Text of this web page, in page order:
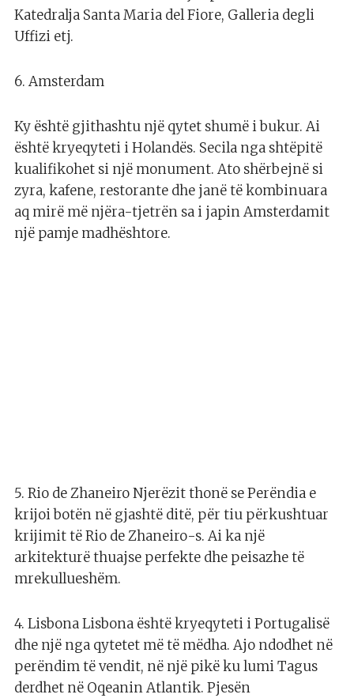
Katedralja Santa Maria del Fiore, Galleria degli
Uffizi etj.
6. Amsterdam
Ky është gjithashtu një qytet shumë i bukur. Ai
është kryeqyteti i Holandës. Secila nga shtëpitë
kualifikohet si një monument. Ato shërbejnë si
zyra, kafene, restorante dhe janë të kombinuara
aq mirë më njëra-tjetrën sa i japin Amsterdamit
një pamje madhështore.
5. Rio de Zhaneiro Njerëzit thonë se Perëndia e
krijoi botën në gjashtë ditë, për tiu përkushtuar
krijimit të Rio de Zhaneiro-s. Ai ka një
arkitekturë thuajse perfekte dhe peisazhe të
mrekullueshëm.
4. Lisbona Lisbona është kryeqyteti i Portugalisë
dhe një nga qytetet më të mëdha. Ajo ndodhet në
perëndim të vendit, në një pikë ku lumi Tagus
derdhet në Oqeanin Atlantik. Pjesën